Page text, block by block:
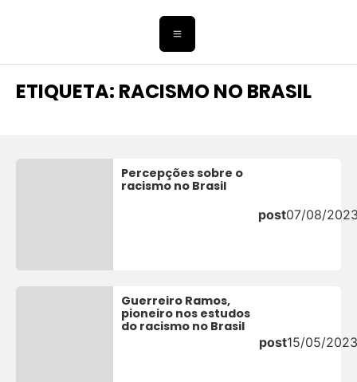
ETIQUETA: RACISMO NO BRASIL
Percepções sobre o
racismo no Brasil
post07/08/
Guerreiro Ramos,
pioneiro nos estudos
do racismo no Brasil
post15/05/